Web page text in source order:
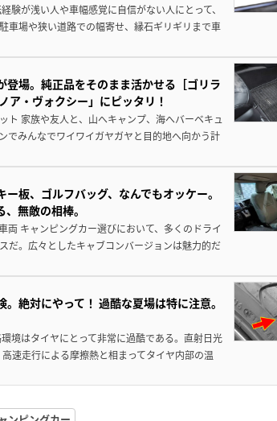
験が浅い人や車幅感覚に自信がない人にとって、
車場や狭い道路での幅寄せ、縁石ギリギリまで車
登場。純正品をそのまま活かせる［ゴリラ
ア・ヴォクシー」にピッタリ！
ト 家族や友人と、山へキャンプ、海へバーベキュ
でみんなでワイワイガヤガヤと目的地へ向かう計
板、ゴルフバッグ、なんでもオッケー。
無敵の相棒。
キャンピングカー選びにおいて、多くのドライ
だ。広々としたキャブコンバージョンは魅力的だ
絶対にやって！ 過酷な夏場は特に注意。
境はタイヤにとって非常に過酷である。直射日光
速走行による摩擦熱と相まってタイヤ内部の温